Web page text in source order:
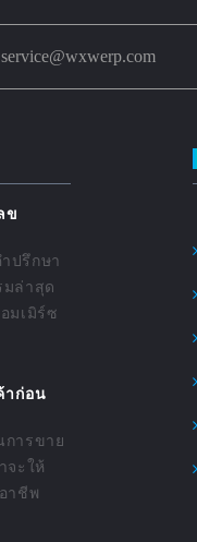
service@wxwerp.com
ข
ปรึกษา
มล่าสุด
มเมิร์ซ
าก่อน
ารขาย
จะให้
าชีพ